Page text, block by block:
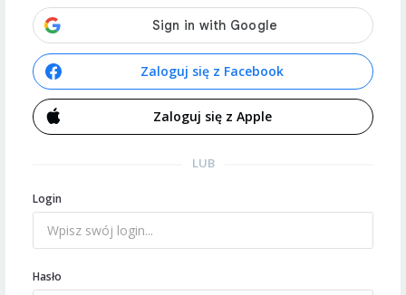
Zaloguj się z Facebook
Zaloguj się z Apple
LUB
Login
Hasło